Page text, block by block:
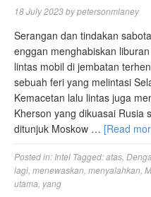
18 July 2023bypetersonmlaney
Serangan dan tindakan
enggan menghabiskan
lintas mobil di jembatan
sebuah feri yang melintasi
Kemacetan lalu lintas juga
Kherson yang dikuasai Rusia
ditunjuk Moskow … [Read
Posted in: Intel Tagged:atas
lagi menewaskan menyalahkan
utama yang